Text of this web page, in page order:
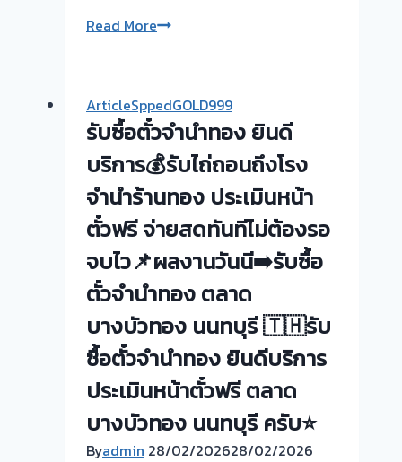
Read Moreรับ
ทอง
💰
รับ
ไถ่ถอน
ถึง
โรง
ร้าน
ทอง
ประเมิน
ตั๋ว
ฟรี
จ่าย
เงิน
ทันที
ไม่
ArticleSppedGOLD999
รับซื้อตั๋วจำนำทอง ยินดี
บริการ💰รับไถ่ถอนถึงโรง
จำนำร้านทอง ประเมินหน้า
ตั๋วฟรี จ่ายสดทันทีไม่ต้องรอ
จบไว📌ผลงานวันนี➡️รับซื้อ
ตั๋วจำนำทอง ตลาด
บางบัวทอง นนทบุรี 🇹🇭รับ
ซื้อตั๋วจำนำทอง ยินดีบริการ
ประเมินหน้าตั๋วฟรี ตลาด
บางบัวทอง นนทบุรี ครับ⭐
Byadmin 28/02/202628/02/2026